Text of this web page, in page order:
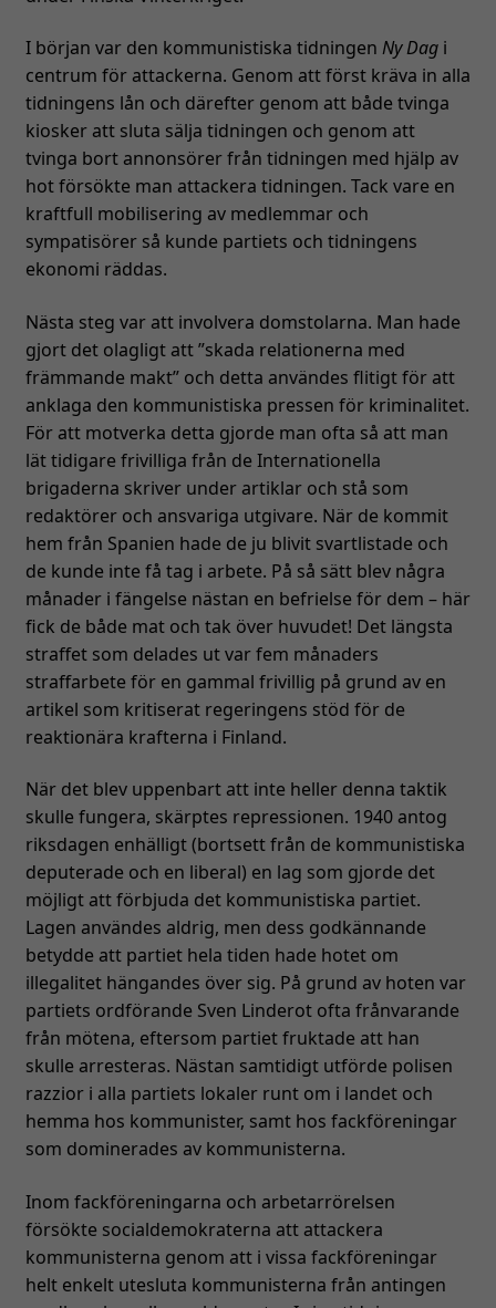
I början var den kommunistiska tidningen Ny Dag i
centrum för attackerna. Genom att först kräva in alla
tidningens lån och därefter genom att både tvinga
kiosker att sluta sälja tidningen och genom att
tvinga bort annonsörer från tidningen med hjälp av
hot försökte man attackera tidningen. Tack vare en
kraftfull mobilisering av medlemmar och
sympatisörer så kunde partiets och tidningens
ekonomi räddas.
Nästa steg var att involvera domstolarna. Man hade
gjort det olagligt att ”skada relationerna med
främmande makt” och detta användes flitigt för att
anklaga den kommunistiska pressen för kriminalitet.
För att motverka detta gjorde man ofta så att man
lät tidigare frivilliga från de Internationella
brigaderna skriver under artiklar och stå som
redaktörer och ansvariga utgivare. När de kommit
hem från Spanien hade de ju blivit svartlistade och
de kunde inte få tag i arbete. På så sätt blev några
månader i fängelse nästan en befrielse för dem – här
fick de både mat och tak över huvudet! Det längsta
straffet som delades ut var fem månaders
straffarbete för en gammal frivillig på grund av en
artikel som kritiserat regeringens stöd för de
reaktionära krafterna i Finland.
När det blev uppenbart att inte heller denna taktik
skulle fungera, skärptes repressionen. 1940 antog
riksdagen enhälligt (bortsett från de kommunistiska
deputerade och en liberal) en lag som gjorde det
möjligt att förbjuda det kommunistiska partiet.
Lagen användes aldrig, men dess godkännande
betydde att partiet hela tiden hade hotet om
illegalitet hängandes över sig. På grund av hoten var
partiets ordförande Sven Linderot ofta frånvarande
från mötena, eftersom partiet fruktade att han
skulle arresteras. Nästan samtidigt utförde polisen
razzior i alla partiets lokaler runt om i landet och
hemma hos kommunister, samt hos fackföreningar
som dominerades av kommunisterna.
Inom fackföreningarna och arbetarrörelsen
försökte socialdemokraterna att attackera
kommunisterna genom att i vissa fackföreningar
helt enkelt utesluta kommunisterna från antingen
Dessa kakor
går inte att
välja bort. De
behövs för
att hemsidan
över huvud
taget ska
fungera.
För att vi ska
kunna
förbättra
hemsidans
funktionalitet
och
uppbyggnad,
baserat på
hemsidan
används.
Upplevelse
För att vår
hemsida ska
prestera så
under ditt
besök. Om
du nekar de
här kakorna
kommer viss
funktionalitet
att försvinna
från
hemsidan.
Marknadsföring
Genom att dela
med dig av dina
intressen och ditt
beteende när du
chansen att få se
personligt
anpassat innehåll
och erbjudanden.